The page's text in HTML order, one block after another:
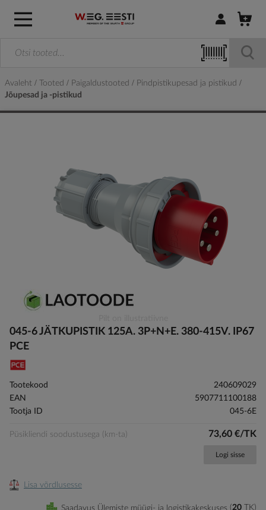
Logi sisse /
Avaleht Tooted Paigaldustooted
Pindpistikupesad ja pistikud
Jõupesad ja -pistikud
to
the
of
images
gallery
045-6 JÄTKUPISTIK 125A. 3P+N+E. 380-415V. IP67
PCE
Tootekood
240609029
EAN
5907711100188
Tootja ID
045-6E
Püsikliendi soodustusega (km-ta) 73,60 €/TK
Logi sisse
Lisa võrdlusesse
Saadavus Ülemiste müügi- ja logistikakeskuses 20 TK